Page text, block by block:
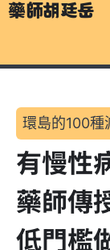
藥師胡廷岳
環島的100種
有慢性
藥師傳
低門檻